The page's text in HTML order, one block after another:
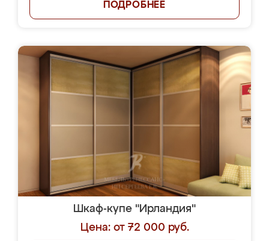
ПОДРОБНЕЕ
Шкаф-купе "Ирландия"
Цена: от 72 000 руб.